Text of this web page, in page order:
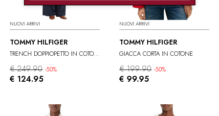
NUOVI ARRIVI
TOMMY HILFIGER
TRENCH DOPPIOPETTO IN COTONE
€ 249.90 -50%
€ 124.95
NUOVI ARRIVI
TOMMY HILFIGER
GIACCA CORTA IN COTONE
€ 199.90 -50%
€ 99.95